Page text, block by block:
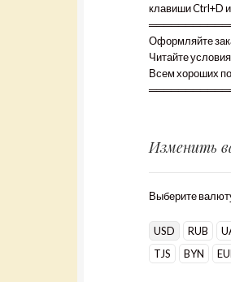
клавиши Ctrl+D
Оформляйте
Читайте
Всем хороших
Изменить
Выберите
USD RUB
TJS
BYN